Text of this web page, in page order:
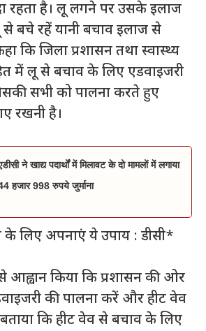
रहता है। लू लगने पर उसके इलाज
बचे रहें यानी बचाव इलाज से
कि जिला प्रशासन तथा स्वास्थ्य
में लू से बचाव के लिए एडवाइजरी
सभी को पालना करते हुए
रखनी है।
ने खाद्य पदार्थों में मिलावट के दो मामलों में लगाया
हजार 998 रुपये जुर्माना
लिए अपनाएं ये उपाय : डीसी*
किया कि प्रशासन की ओर
की पालना करें और हीट वेव
कि हीट वेव से बचाव के लिए